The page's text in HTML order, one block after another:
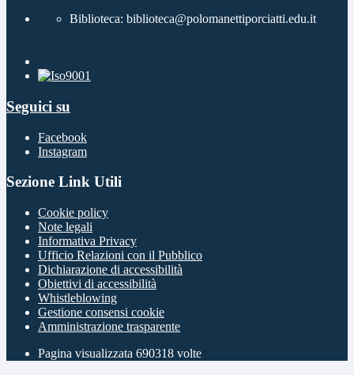
Biblioteca: biblioteca@polomanettiporciatti.edu.it
Seguici su
Facebook
Instagram
Sezione Link Utili
Cookie policy
Note legali
Informativa Privacy
Ufficio Relazioni con il Pubblico
Dichiarazione di accessibilità
Obiettivi di accessibilità
Whistleblowing
Gestione consensi cookie
Amministrazione trasparente
Pagina visualizzata 690318 volte